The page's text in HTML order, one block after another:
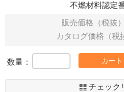
不燃材料認定
販売価格（税抜）
カタログ価格（税
数量： カート
チェック